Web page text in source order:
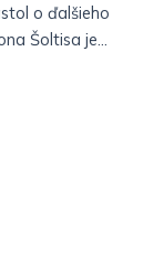
o ďalšieho
Šoltisa je...